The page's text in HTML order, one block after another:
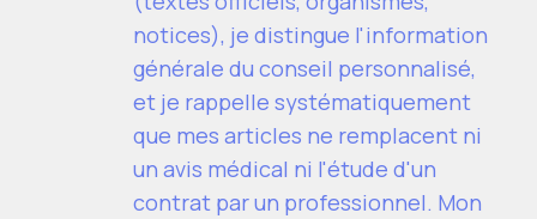
notices), je distingue l'information
générale du conseil personnalisé,
et je rappelle systématiquement
que mes articles ne remplacent ni
un avis médical ni l'étude d'un
contrat par un professionnel. Mon